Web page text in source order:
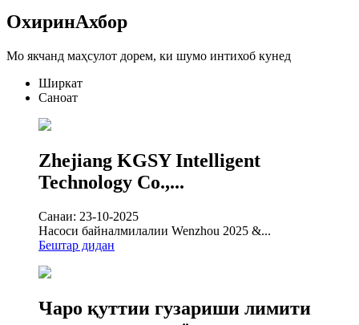
ОхиринАхбор
Мо якчанд маҳсулот дорем, ки шумо интихоб кунед
Ширкат
Саноат
Zhejiang KGSY Intelligent
Technology Co.,...
Санаи: 23-10-2025
Насоси байналмилалии Wenzhou 2025 &...
Бештар дидан
Чаро қуттии гузариши лимити